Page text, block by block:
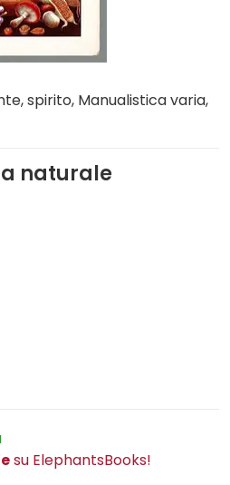
spirito, Manualistica varia,
naturale
su ElephantsBooks!